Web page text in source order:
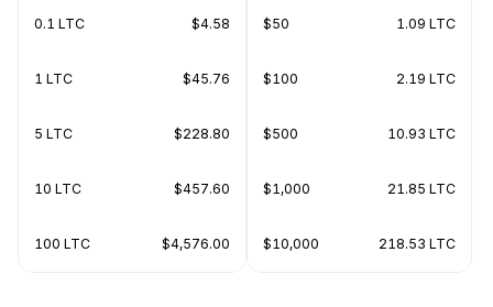
0.1 LTC $4.58
1 LTC $45.76
5 LTC $228.80
10 LTC $457.60
100 LTC $4,576.00
$50 1.09 LTC
$100 2.19 LTC
$500 10.93 LTC
$1,000 21.85 LTC
$10,000 218.53 LTC